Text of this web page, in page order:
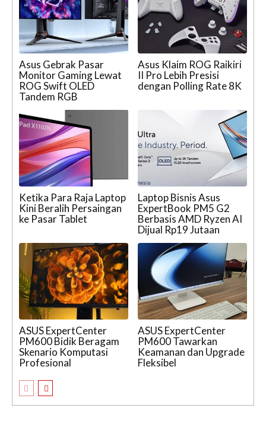
Asus Gebrak Pasar
Monitor Gaming Lewat
ROG Swift OLED
Tandem RGB
Asus Klaim ROG Raikiri
II Pro Lebih Presisi
dengan Polling Rate 8K
Ketika Para Raja Laptop
Kini Beralih Persaingan
ke Pasar Tablet
Laptop Bisnis Asus
ExpertBook PM5 G2
Berbasis AMD Ryzen AI
Dijual Rp19 Jutaan
ASUS ExpertCenter
PM600 Bidik Beragam
Skenario Komputasi
Profesional
ASUS ExpertCenter
PM600 Tawarkan
Keamanan dan Upgrade
Fleksibel